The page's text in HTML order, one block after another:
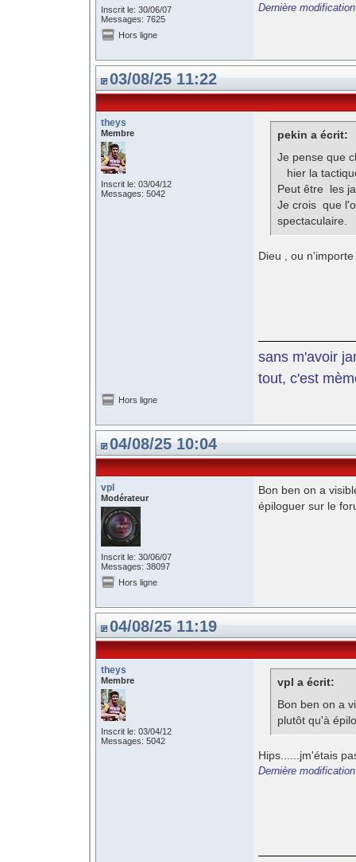
Inscrit le: 30/06/07
Messages: 7625
Dernière
Hors ligne
03/08/25 11:22
theys
Membre
Inscrit le: 03/04/12
Messages: 5042
pekin a écrit:
Je pense que
hier la
Peut être les
Je crois que
spectaculaire.
Dieu , ou
sans m'avoir
tout, c'est
Hors ligne
04/08/25 10:04
vpl
Modérateur
Inscrit le: 30/06/07
Messages: 38097
Bon ben on a
épiloguer sur le
Hors ligne
04/08/25 11:19
theys
Membre
Inscrit le: 03/04/12
Messages: 5042
vpl a écrit:
Bon ben on a
plutôt qu'à
Hips......jm'étais
Dernière